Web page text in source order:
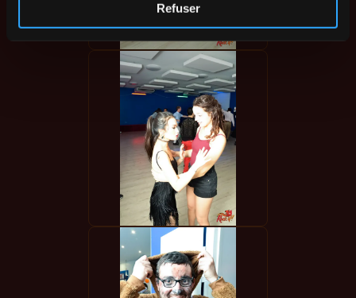
Refuser